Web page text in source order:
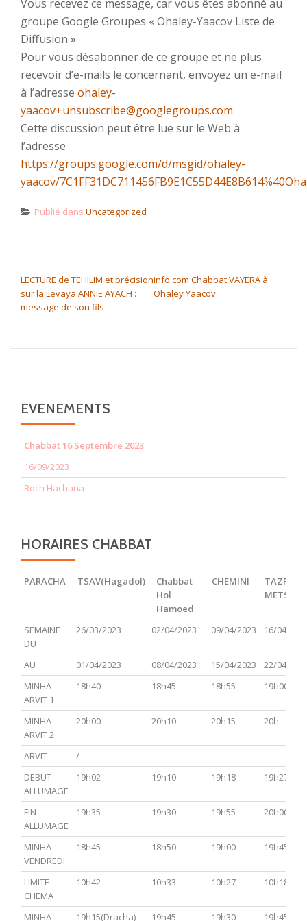
Vous recevez ce message, car vous êtes abonné au
groupe Google Groupes « Ohaley-Yaacov Liste de
Diffusion ».
Pour vous désabonner de ce groupe et ne plus
recevoir d’e-mails le concernant, envoyez un e-mail
à l’adresse ohaley-
yaacov+unsubscribe@googlegroups.com.
Cette discussion peut être lue sur le Web à
l’adresse
https://groups.google.com/d/msgid/ohaley-
yaacov/
Publié dans Uncategorized
LECTURE de TEHILIM et précision
sur la Levaya ANNIE AYACH :
message de son fils
info com Chabbat VAYERA à
Ohaley Yaacov
EVENEMENTS
Chabbat 16 Septembre 2023
16/09/2023
Roch Hachana
HORAIRES CHABBAT
PARACHA TSAV(Hagadol)
Chabbat
Hol
Hamoed
CHEMINI
TAZRIA
PARACHA TSAV(Hagadol)
Chabbat
Hamoed
CHEMINI
TAZRIA
SEMAINE
DU
26/03/2023 02/04/2023 09/04/2023 16/04/
AU 01/04/2023 08/04/2023 15/04/2023
22/04/
MINHA
ARVIT 1
18h40 18h45 18h55 19h00
MINHA
ARVIT 2
20h00 20h10 20h15 20h
ARVIT
/
DEBUT
ALLUMAGE
19h02 19h10 19h18 19h27
FIN
ALLUMAGE
19h35 19h30 19h55 20h00
MINHA
VENDREDI
18h45 18h50 19h00 19h45
LIMITE
CHEMA
10h42 10h33 10h27 10h18
MINHA
19h15(Dracha) 19h45 19h30 19h45